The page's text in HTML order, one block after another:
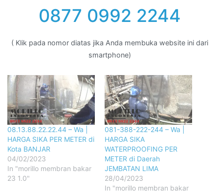
0877 0992 2244
( Klik pada nomor diatas jika Anda membuka website ini dari
smartphone)
08.13.88.22.22.44 – Wa |
HARGA SIKA PER METER di
Kota BANJAR
04/02/2023
In "morillo membran bakar
23 1.0"
081-388-222-244 – Wa |
HARGA SIKA
WATERPROOFING PER
METER di Daerah
JEMBATAN LIMA
28/04/2023
In "morillo membran bakar